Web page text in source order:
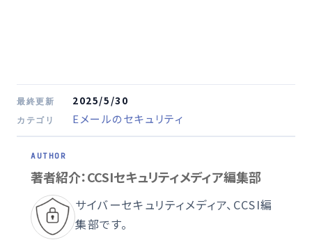
最終更新 2025/5/30
カテゴリ Eメールのセキュリティ
著者紹介：CCSIセキュリティメディア編集部
サイバーセキュリティメディア、CCSI編
集部です。